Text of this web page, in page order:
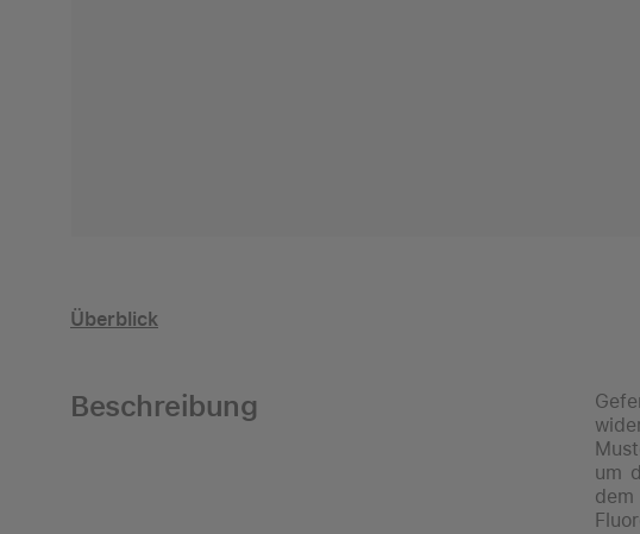
Überblick
Beschreibung
um